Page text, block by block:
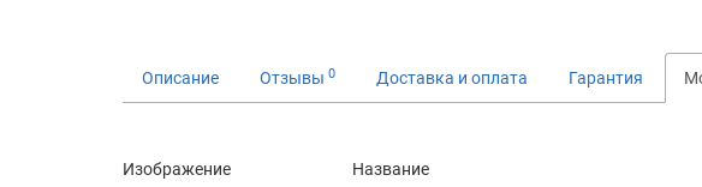
Описание Отзывы 0 Доставка и оплата Гарантия
Изображение Название